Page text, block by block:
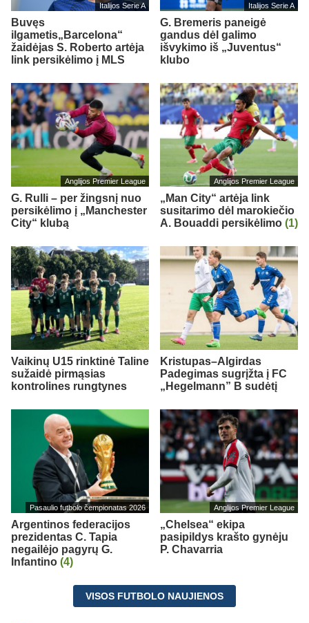
Italijos Serie A
Buvęs
ilgametis„Barcelona“
žaidėjas S. Roberto artėja
link persikėlimo į MLS
Italijos Serie A
G. Bremeris paneigė
gandus dėl galimo
išvykimo iš „Juventus“
klubo
Anglijos Premier League
G. Rulli – per žingsnį nuo
persikėlimo į „Manchester
City“ klubą
Anglijos Premier League
„Man City“ artėja link
susitarimo dėl marokiečio
A. Bouaddi persikėlimo (1)
Vaikinų U15 rinktinė Taline
sužaidė pirmąsias
kontrolines rungtynes
Kristupas–Algirdas
Padegimas sugrįžta į FC
„Hegelmann” B sudėtį
Pasaulio futbolo čempionatas 2026
Argentinos federacijos
prezidentas C. Tapia
negailėjo pagyrų G.
Infantino (4)
Anglijos Premier League
„Chelsea“ ekipa
pasipildys krašto gynėju
P. Chavarria
VISOS FUTBOLO NAUJIENOS